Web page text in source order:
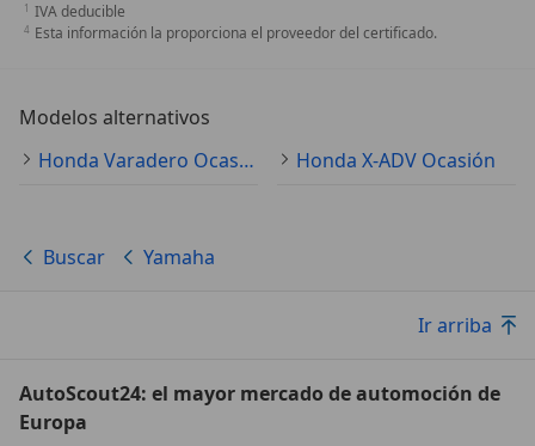
IVA deducible
Esta información la proporciona el proveedor del certificado.
Modelos alternativos
Honda Varadero Ocasión
Honda X-ADV Ocasión
Buscar Yamaha
Ir arriba
AutoScout24: el mayor mercado de automoción de
Europa